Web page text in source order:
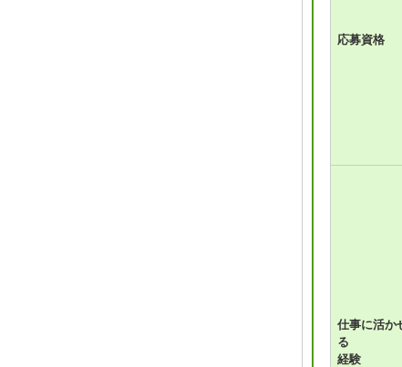
応募資格
仕事に活か
る
経験